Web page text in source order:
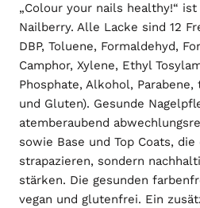
„Colour your nails healthy!“
Nailberry. Alle Lacke sind 12
DBP, Toluene, Formaldehyd,
Camphor, Xylene, Ethyl
Phosphate, Alkohol,
und Gluten). Gesunde
atemberaubend
sowie Base und Top Coats,
strapazieren, sondern
stärken. Die gesunden
vegan und glutenfrei. Ein